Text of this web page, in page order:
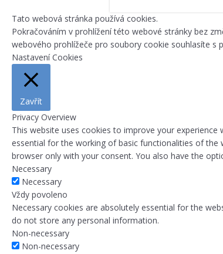
Tato webová stránka používá cookies.
Pokračováním v prohlížení této webové stránky bez
webového prohlížeče pro soubory cookie souhlasíte s
Nastavení Cookies
Zavřít
Privacy Overview
This website uses cookies to improve your
essential for the working of basic functionalities of the
browser only with your consent. You also have the
Necessary
Necessary
Vždy povoleno
Necessary cookies are absolutely essential for the
do not store any personal information.
Non-necessary
Non-necessary